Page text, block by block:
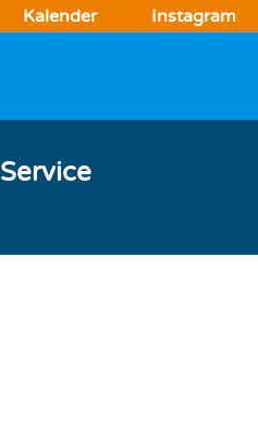
Kalender Instagram
Service